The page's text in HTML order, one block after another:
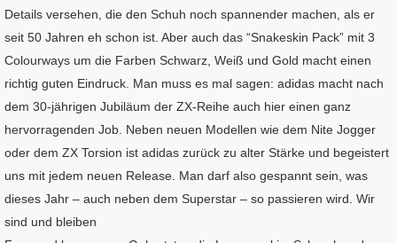
Details versehen, die den Schuh noch spannender machen, als er
seit 50 Jahren eh schon ist. Aber auch das “Snakeskin Pack” mit 3
Colourways um die Farben Schwarz, Weiß und Gold macht einen
richtig guten Eindruck. Man muss es mal sagen: adidas macht nach
dem 30-jährigen Jubiläum der ZX-Reihe auch hier einen ganz
hervorragenden Job. Neben neuen Modellen wie dem Nite Jogger
oder dem ZX Torsion ist adidas zurück zu alter Stärke und begeistert
uns mit jedem neuen Release. Man darf also gespannt sein, was
dieses Jahr – auch neben dem Superstar – so passieren wird. Wir
sind und bleiben